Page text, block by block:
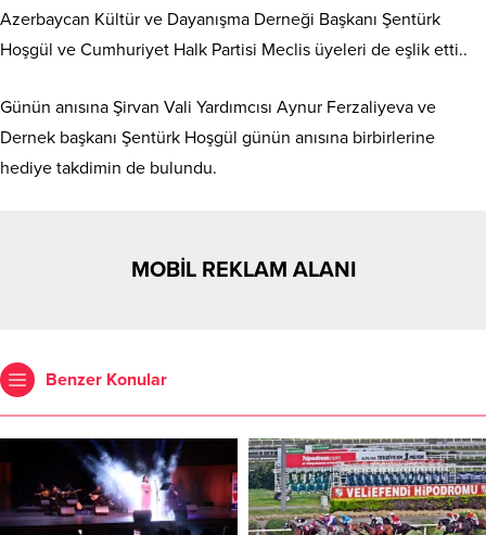
Azerbaycan Kültür ve Dayanışma Derneği Başkanı Şentürk
Hoşgül ve Cumhuriyet Halk Partisi Meclis üyeleri de eşlik etti..
Günün anısına Şirvan Vali Yardımcısı Aynur Ferzaliyeva ve
Dernek başkanı Şentürk Hoşgül günün anısına birbirlerine
hediye takdimin de bulundu.
MOBİL REKLAM ALANI
Benzer Konular